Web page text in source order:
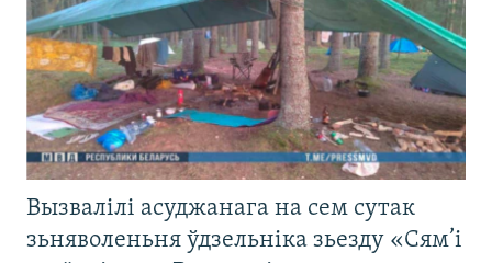
Вызвалілі асуджанага на сем сутак
зьняволеньня ўдзельніка зьезду «Сям’і